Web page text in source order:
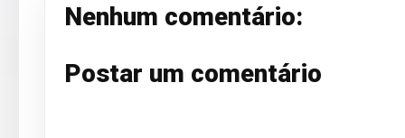
Nenhum comentário:
Postar um comentário